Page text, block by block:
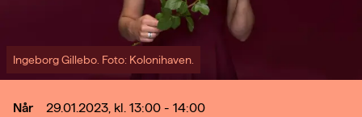
Ingeborg Gillebo. Foto: Kolonihaven.
Når
29.01.2023, kl. 13:00 - 14:00